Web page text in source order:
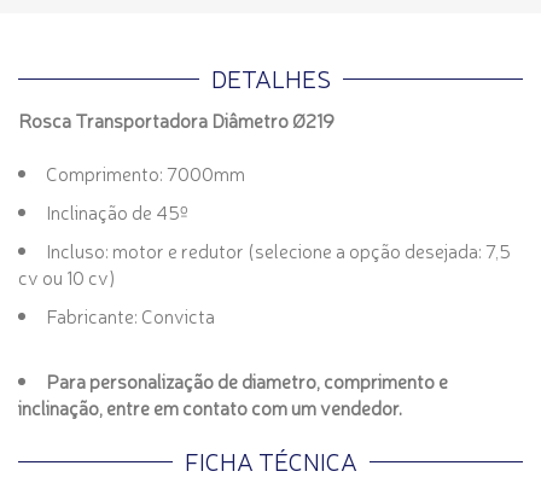
DETALHES
Rosca Transportadora Diâmetro Ø219
Comprimento: 7000mm
Inclinação de 45º
Incluso: motor e redutor (selecione a opção desejada: 7,5
cv ou 10 cv)
Fabricante: Convicta
Para personalização de diametro, comprimento e
inclinação, entre em contato com um vendedor.
FICHA TÉCNICA